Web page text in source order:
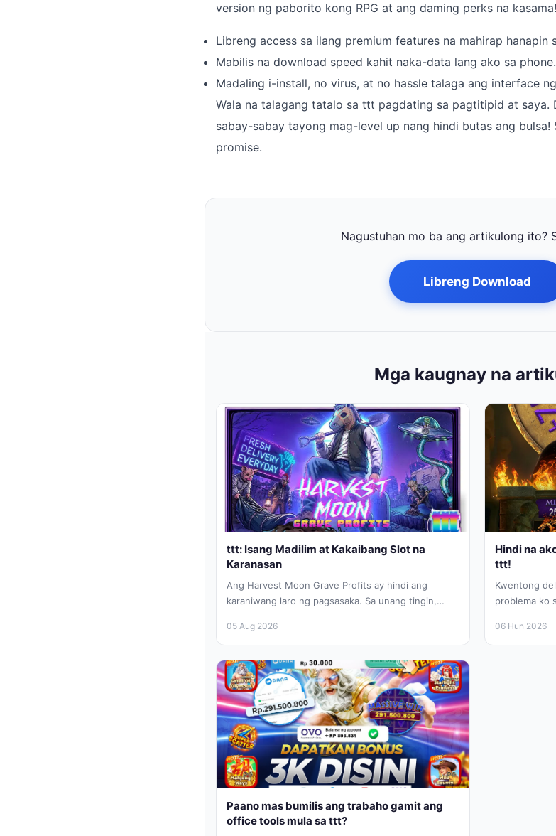
version ng paborito kong RPG at ang daming perks na kasama!
Libreng access sa ilang premium features na mahirap hanapin
Mabilis na download speed kahit naka-data lang ako sa phone.
Madaling i-install, no virus, at no hassle talaga ang interface
Wala na talagang tatalo sa ttt pagdating sa pagtitipid at saya.
sabay-sabay tayong mag-level up nang hindi butas ang
promise.
Nagustuhan mo ba ang artikulong ito?
Libreng Download
Mga kaugnay na
ttt: Isang Madilim at Kakaibang Slot na
Karanasan
Ang Harvest Moon Grave Profits ay hindi ang
karaniwang laro ng pagsasaka. Sa unang tingin,
05 Aug 2026
Hindi na
ttt!
Kwentong
problema ko
06 Hun 2026
Paano mas bumilis ang trabaho gamit ang
office tools mula sa ttt?